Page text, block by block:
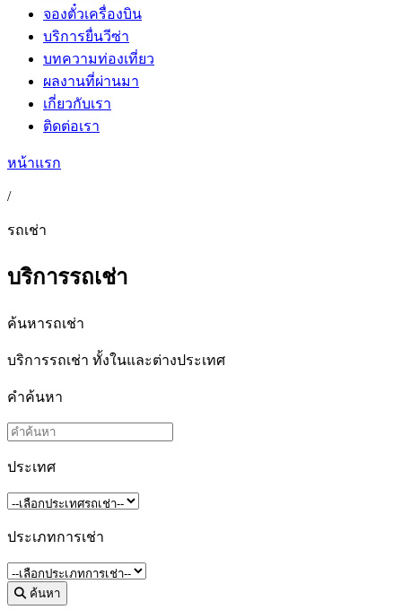
จองตั๋วเครื่องบิน
บริการยื่นวีซ่า
บทความท่องเที่ยว
ผลงานที่ผ่านมา
เกี่ยวกับเรา
ติดต่อเรา
หน้าแรก
/
รถเช่า
บริการรถเช่า
ค้นหารถเช่า
บริการรถเช่า ทั้งในและต่างประเทศ
คำค้นหา
ประเทศ
ประเภทการเช่า
ค้นหา